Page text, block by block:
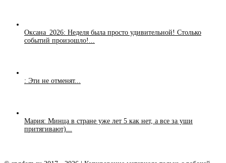
Оксана_2026: Неделя была просто удивительной! Столько
событий произошло!...
: Эти не отменят...
Мария: Минца в стране уже лет 5 как нет, а все за уши
притягивают)...